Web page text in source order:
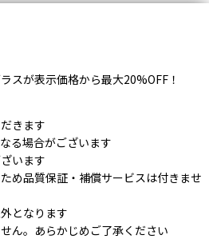
スが表示価格から最大20%OFF！
きます
る場合がございます
います
め品質保証・補償サービスは付きませ
となります
ん。あらかじめご了承ください